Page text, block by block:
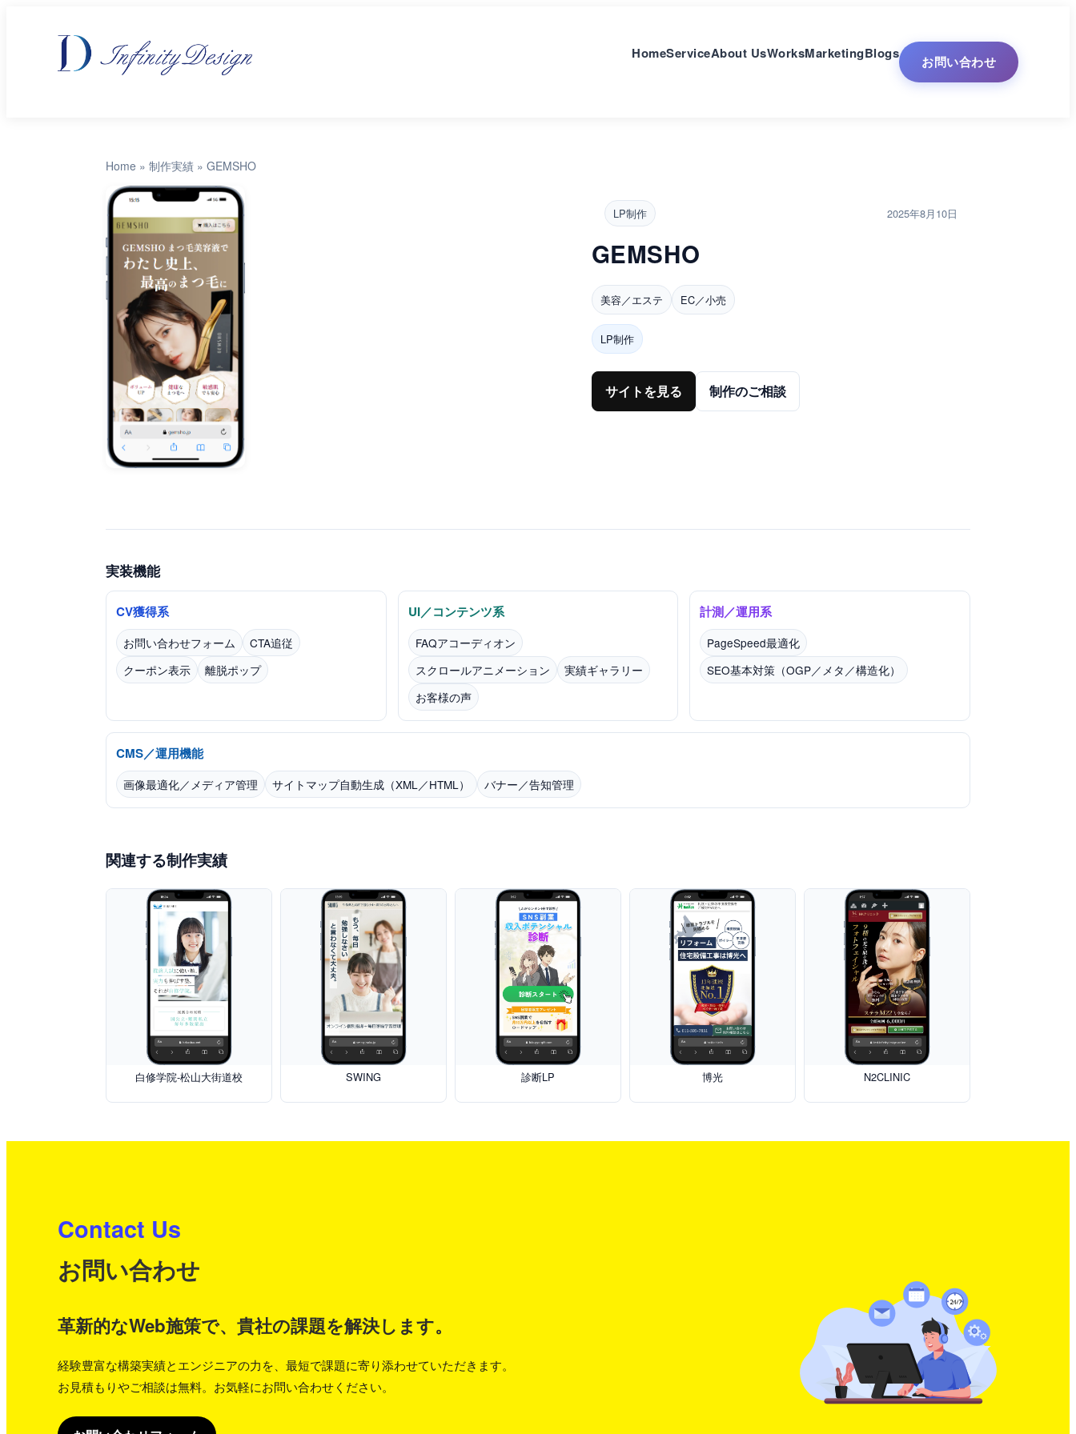
HomeServiceAbout UsWorksMarketingBlogs お問い合わせ
Home » 制作実績 » GEMSHO
LP制作 2025年8月10日
GEMSHO
美容／エステ EC／小売
LP制作
サイトを見る 制作のご相談
実装機能
CV獲得系
お問い合わせフォーム
CTA追従
クーポン表示
離脱ポップ
UI／コンテンツ系
FAQアコーディオン
スクロールアニメーション
実績ギャラリー
お客様の声
計測／運用系
PageSpeed最適化
SEO基本対策（OGP／メタ／構造化）
CMS／運用機能
画像最適化／メディア管理 サイトマップ自動生成（XML／HTML） バナー／告知管理
関連する制作実績
白修学院-松山大街道校 SWING 診断LP 博光 N2CLINIC
Contact Us
お問い合わせ
革新的なWeb施策で、貴社の課題を解決します。
経験豊富な構築実績とエンジニアの力を、最短で課題に寄り添わせていただきます。
お見積もりやご相談は無料。お気軽にお問い合わせください。